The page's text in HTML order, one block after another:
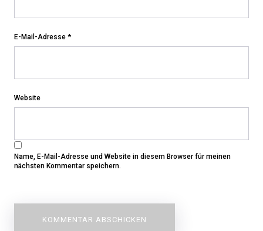
E-Mail-Adresse *
Website
Name, E-Mail-Adresse und Website in diesem Browser für meinen
nächsten Kommentar speichern.